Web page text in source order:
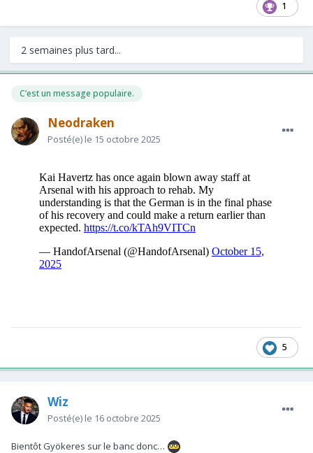
1
2 semaines plus tard...
C’est un message populaire.
Neodraken
Posté(e) le 15 octobre 2025
5
Wiz
Posté(e) le 16 octobre 2025
Bientôt Gyökeres sur le banc donc…